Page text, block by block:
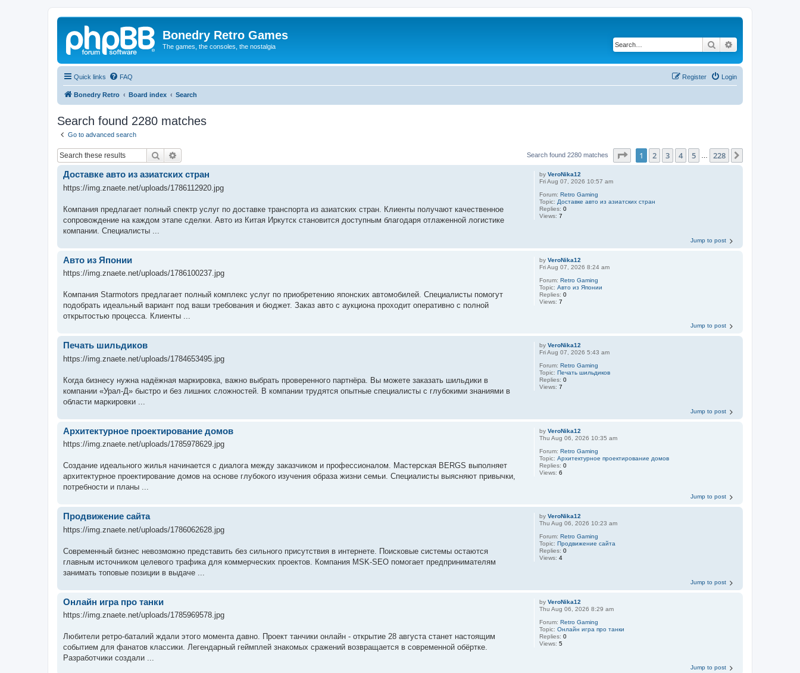
Bonedry Retro Games
The games, the consoles, the nostalgia Search
Quick links FAQ Login
Register
Bonedry Retro Board index Search
Search found 2280 matches
Go to advanced search
Search Search found 2280 matches Page of 228
1 2 3 4 5 228
byVeroNika12
Fri Aug 07, 2026 10:57 am
Forum:Retro Gaming
Topic: Доставке авто из азиатских стран
Replies:0
Views:7
Доставке авто из азиатских стран
https://img.znaete.net/uploads/1786112920.jpg
Компания предлагает полный спектр услуг по доставке транспорта из азиатских стран. Клиенты получают качественное
сопровождение на каждом этапе сделки. Авто из Китая Иркутск становится доступным благодаря отлаженной логистике
компании. Специалисты ...
Jump to post
byVeroNika12
Fri Aug 07, 2026 8:24 am
Forum:Retro Gaming
Topic:Авто из Японии
Replies:0
Views:7
Авто из Японии
https://img.znaete.net/uploads/1786100237.jpg
Компания Starmotors предлагает полный комплекс услуг по приобретению японских автомобилей. Специалисты помогут
подобрать идеальный вариант под ваши требования и бюджет. Заказ авто с аукциона проходит оперативно с полной
открытостью процесса. Клиенты ...
Jump to post
byVeroNika12
Fri Aug 07, 2026 5:43 am
Forum:Retro Gaming
Topic:Печать шильдиков
Replies:0
Views:7
Печать шильдиков
https://img.znaete.net/uploads/1784653495.jpg
Когда бизнесу нужна надёжная маркировка, важно выбрать проверенного партнёра. Вы можете заказать шильдики в
компании «Урал-Д» быстро и без лишних сложностей. В компании трудятся опытные специалисты с глубокими знаниями в
области маркировки ...
Jump to post
byVeroNika12
Thu Aug 06, 2026 10:35 am
Forum:Retro Gaming
Topic:Aрхитектурное проектирование домов
Replies:0
Views:6
Aрхитектурное проектирование домов
https://img.znaete.net/uploads/1785978629.jpg
Создание идеального жилья начинается с диалога между заказчиком и профессионалом. Мастерская BERGS выполняет
архитектурное проектирование домов на основе глубокого изучения образа жизни семьи. Специалисты выясняют привычки,
потребности и планы ...
Jump to post
byVeroNika12
Thu Aug 06, 2026 10:23 am
Forum:Retro Gaming
Topic:Продвижение сайта
Replies:0
Views:4
Продвижение сайта
https://img.znaete.net/uploads/1786062628.jpg
Современный бизнес невозможно представить без сильного присутствия в интернете. Поисковые системы остаются
главным источником целевого трафика для коммерческих проектов. Компания MSK-SEO помогает предпринимателям
занимать топовые позиции в выдаче ...
Jump to post
byVeroNika12
Thu Aug 06, 2026 8:29 am
Forum:Retro Gaming
Topic:Онлайн игра про танки
Replies:0
Views:5
Онлайн игра про танки
https://img.znaete.net/uploads/1785969578.jpg
Любители ретро-баталий ждали этого момента давно. Проект танчики онлайн - открытие 28 августа станет настоящим
событием для фанатов классики. Легендарный геймплей знакомых сражений возвращается в современной обёртке.
Разработчики создали ...
Jump to post